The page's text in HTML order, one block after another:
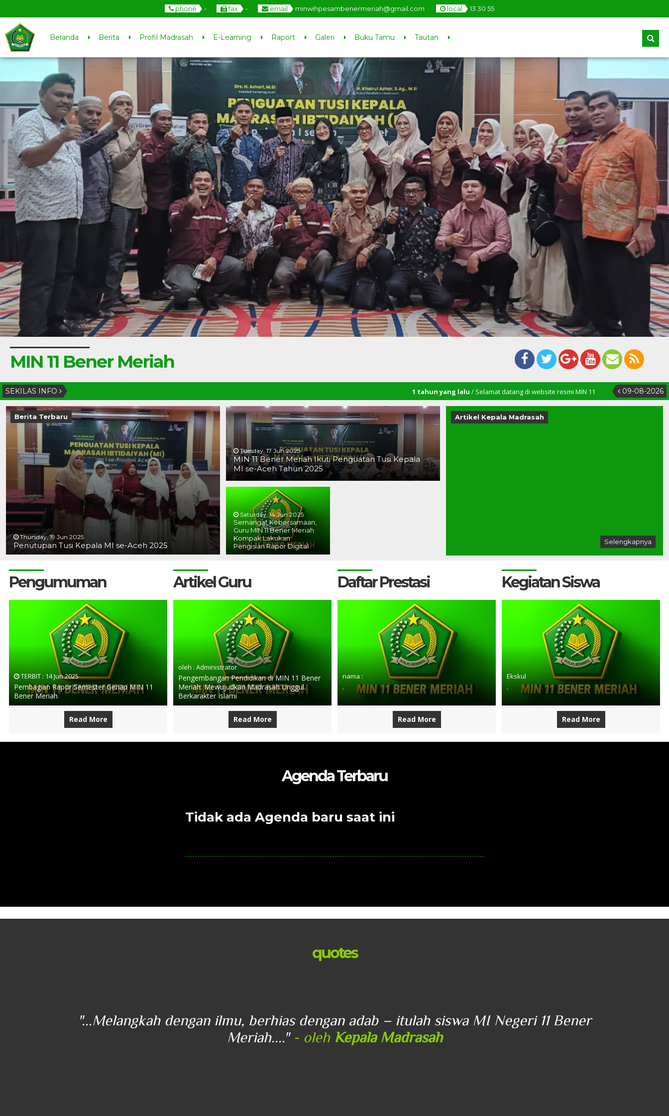
phone - fax - email minwihpesambenermeriah@gmail.com local 13:30 56
Beranda Berita Profil Madrasah E-Learning Raport Galeri Buku Tamu Tautan
MIN 11 Bener Meriah
SEKILAS INFO 09-08-2026
1 tahun yang lalu/ Selamat datang di website resmi MIN 11
Bener Meriah
Berita Terbaru
Thursday, 19 Jun 2025
Penutupan Tusi Kepala MI se-Aceh 2025
Tuesday, 17 Jun 2025
MIN 11 Bener Meriah Ikuti Penguatan Tusi Kepala
MI se-Aceh Tahun 2025
Saturday, 14 Jun 2025
Semangat Kebersamaan,
Guru MIN 11 Bener Meriah
Kompak Lakukan
Pengisian Rapor Digital
Artikel Kepala Madrasah
Selengkapnya
Pengumuman
TERBIT : 14 Jun 2025
Pembagian Rapor Semester Genap MIN 11
Bener Meriah
Read More
Artikel Guru
oleh : Administrator
Pengembangan Pendidikan di MIN 11 Bener
Meriah: Mewujudkan Madrasah Unggul
Berkarakter Islami
Read More
Daftar Prestasi
nama :
.
Read More
Kegiatan Siswa
Ekskul
.
Read More
Agenda Terbaru
Tidak ada Agenda baru saat ini
quotes
"...Melangkah dengan ilmu, berhias dengan adab – itulah siswa MI Negeri 11 Bener
Meriah...." - oleh Kepala Madrasah